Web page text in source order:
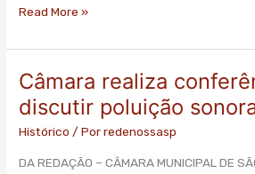
Read More »
Câmara realiza
discutir poluição
Histórico / Porredenossasp
DA REDAÇÃO – CÂMARA MUNICIPAL DE
Câmara
realiza
conferência
para